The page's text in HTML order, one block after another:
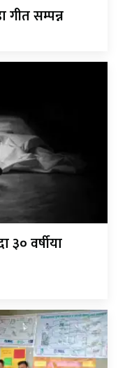
सम्पन्न
वर्षीया